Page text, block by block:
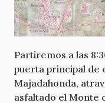
Partiremos a las
puerta principal de
Majadahonda,
asfaltado el Monte